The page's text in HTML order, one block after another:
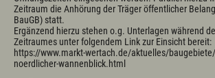
Zeitraum die Anhörung der Träger öffentlicher
BauGB) statt.
Ergänzend hierzu stehen o.g. Unterlagen während
Zeitraumes unter folgendem Link zur Einsicht bereit:
https://www.markt-wertach.de/aktuelles/
noerdlicher-wannenblick.html